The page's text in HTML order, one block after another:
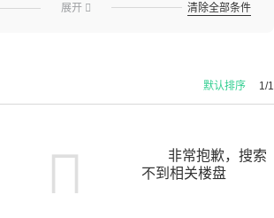
展开  清除全部条件
1/1
默认排序
非常抱歉，搜索
不到相关楼盘